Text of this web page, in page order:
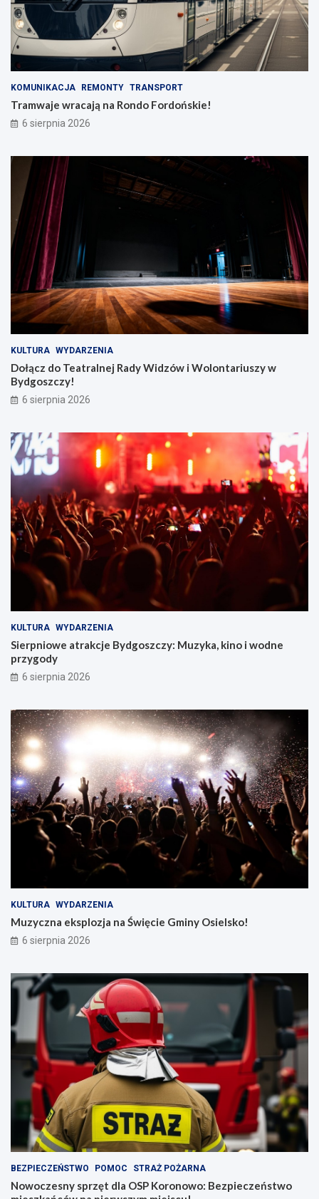
KOMUNIKACJA REMONTY TRANSPORT
Tramwaje wracają na Rondo Fordońskie!
6 sierpnia 2026
KULTURA WYDARZENIA
Dołącz do Teatralnej Rady Widzów i Wolontariuszy w
Bydgoszczy!
6 sierpnia 2026
KULTURA WYDARZENIA
Sierpniowe atrakcje Bydgoszczy: Muzyka, kino i wodne
przygody
6 sierpnia 2026
KULTURA WYDARZENIA
Muzyczna eksplozja na Święcie Gminy Osielsko!
6 sierpnia 2026
BEZPIECZEŃSTWO POMOC STRAŻ POŻARNA
Nowoczesny sprzęt dla OSP Koronowo: Bezpieczeństwo